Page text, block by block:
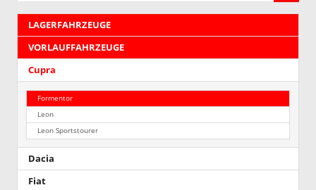
LAGERFAHRZEUGE
VORLAUFFAHRZEUGE
Cupra
Formentor
Leon
Leon Sportstourer
Dacia
Fiat